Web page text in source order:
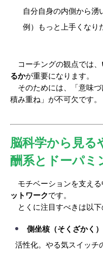
自分自身の内側から湧
例）もっと上手くなり
コーチングの観点では、
るかが重要になります。
そのためには、「意味づ
積み重ね」が不可欠です。
脳科学から見る
酬系とドーパミ
モチベーションを支える
ットワークです。
とくに注目すべきは以下
側坐核（そくざかく）
活性化。やる気スイッチ